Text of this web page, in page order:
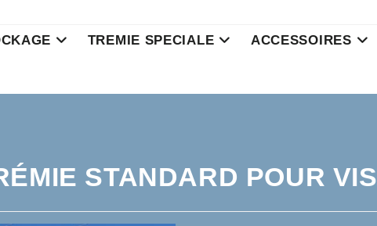
TREMIE SPECIALE ACCESSOIRES
STANDARD POUR VIS